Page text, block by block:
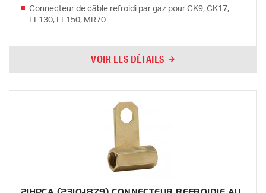
Connecteur de câble refroidi par gaz pour CK9, CK17,
FL130, FL150, MR70
VOIR LES DÉTAILS